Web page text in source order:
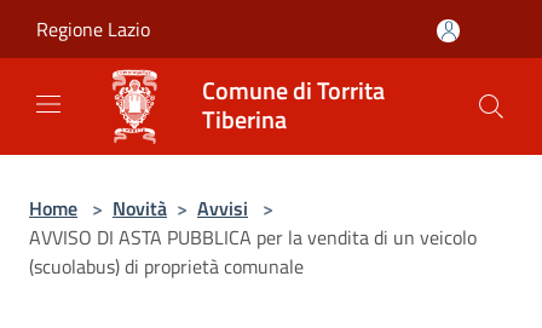
Regione Lazio
Comune di Torrita
Tiberina
Home > Novità > Avvisi >
AVVISO DI ASTA PUBBLICA per la vendita di un veicolo
(scuolabus) di proprietà comunale